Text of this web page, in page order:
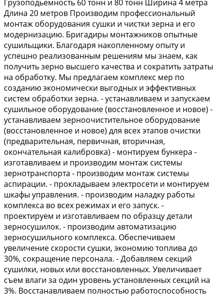
Грузоподьемность 60 тонн и 80 тонн Ширина 4 метра
Длина 20 метров Производим профессиональный
монтаж оборудования сушки и чистки зерна и его
модернизацию. Бригадиры монтажников опытные
сушильщики. Благодаря накопленному опыту и
успешно реализованным решениям мы знаем, как
получить зерно высшего качества и сократить затраты
на обработку. Мы предлагаем комплекс мер по
созданию экономически выгодных и эффективных
систем обработки зерна. - устанавливаем и запускаем
сушильное оборудование (восстановленное и новое) -
устанавливаем зерноочистительное оборудование
(восстановленное и новое) для всех этапов очистки
(предварительная, первичная, вторичная,
окончательная калибровка) - монтируем бункера -
изготавливаем и производим монтаж системы
зернотранспорта - производим монтаж системы
аспирации. - прокладываем электросети и монтируем
шкафы управления. - производим наладку работы
комплекса во всех режимах и его запуск. -
проектируем и изготавливаем по образцу детали
зерносушилок. - производим автоматизацию
зерносушильного комплекса. Обеспечиваем
увеличение скорости сушки, экономию топлива до
30%, сокращение персонала. - Добавляем секций
сушилки, новых или восстановленных. Увеличивает
съем влаги за один уровень установленных секций на
3%. Восстанавливаем полностью работоспособность